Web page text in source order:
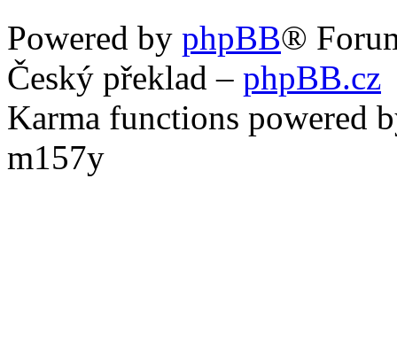
Powered by phpBB®
Český překlad – phpBB.cz
Karma functions powered
m157y